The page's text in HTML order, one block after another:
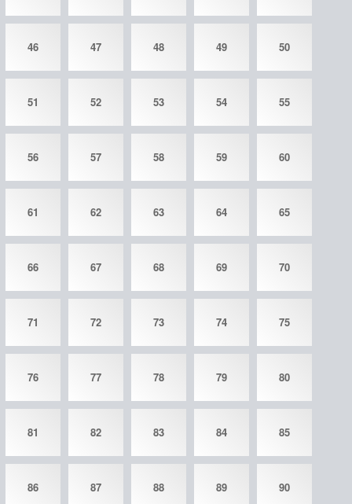
46 47 48 49 50
51 52 53 54 55
56 57 58 59 60
61 62 63 64 65
66 67 68 69 70
71 72 73 74 75
76 77 78 79 80
81 82 83 84 85
86 87 88 89 90